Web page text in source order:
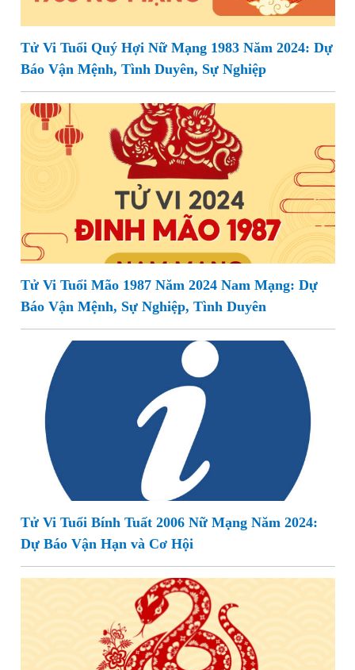
Tử Vi Tuổi Quý Hợi Nữ Mạng 1983 Năm 2024: Dự
Báo Vận Mệnh, Tình Duyên, Sự Nghiệp
Tử Vi Tuổi Mão 1987 Năm 2024 Nam Mạng: Dự
Báo Vận Mệnh, Sự Nghiệp, Tình Duyên
Tử Vi Tuổi Bính Tuất 2006 Nữ Mạng Năm 2024:
Dự Báo Vận Hạn và Cơ Hội